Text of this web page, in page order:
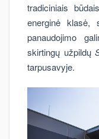
tradiciniais
energinė klasė,
panaudojimo
skirtingų užpildų
tarpusavyje.